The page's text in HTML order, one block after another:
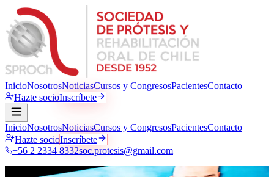
InicioNosotrosNoticiasCursos y CongresosPacientesContacto
Hazte socioInscríbete
InicioNosotrosNoticiasCursos y CongresosPacientesContacto
Hazte socioInscríbete
+56 2 2334 8332soc.protesis@gmail.com
Noticias · Comunicados oficiales